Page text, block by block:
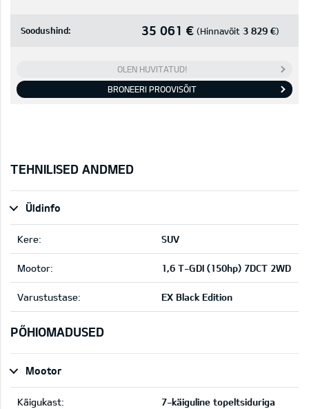
Soodushind: 35 061 € (Hinnavõit 3 829 €)
OLEN HUVITATUD!
BRONEERI PROOVISÕIT
TEHNILISED ANDMED
Üldinfo
Kere: SUV
Mootor: 1,6 T-GDI (150hp) 7DCT 2WD
Varustustase: EX Black Edition
PÕHIOMADUSED
Mootor
Käigukast:
7-käiguline topeltsiduriga